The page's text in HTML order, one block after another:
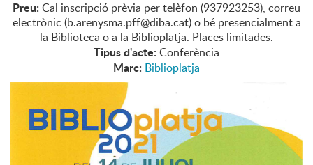
Preu: Cal inscripció prèvia per telèfon (937923253), correu
electrònic (b.arenysma.pff@diba.cat) o bé presencialment a
la Biblioteca o a la Biblioplatja. Places limitades.
Tipus d'acte: Conferència
Marc: Biblioplatja